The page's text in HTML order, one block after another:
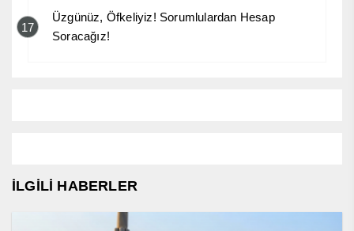
17
Üzgünüz, Öfkeliyiz! Sorumlulardan Hesap
Soracağız!
İLGİLİ HABERLER